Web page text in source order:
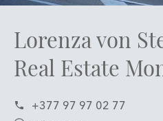
Lorenza von
Real Estate
+377 97 97 02 77